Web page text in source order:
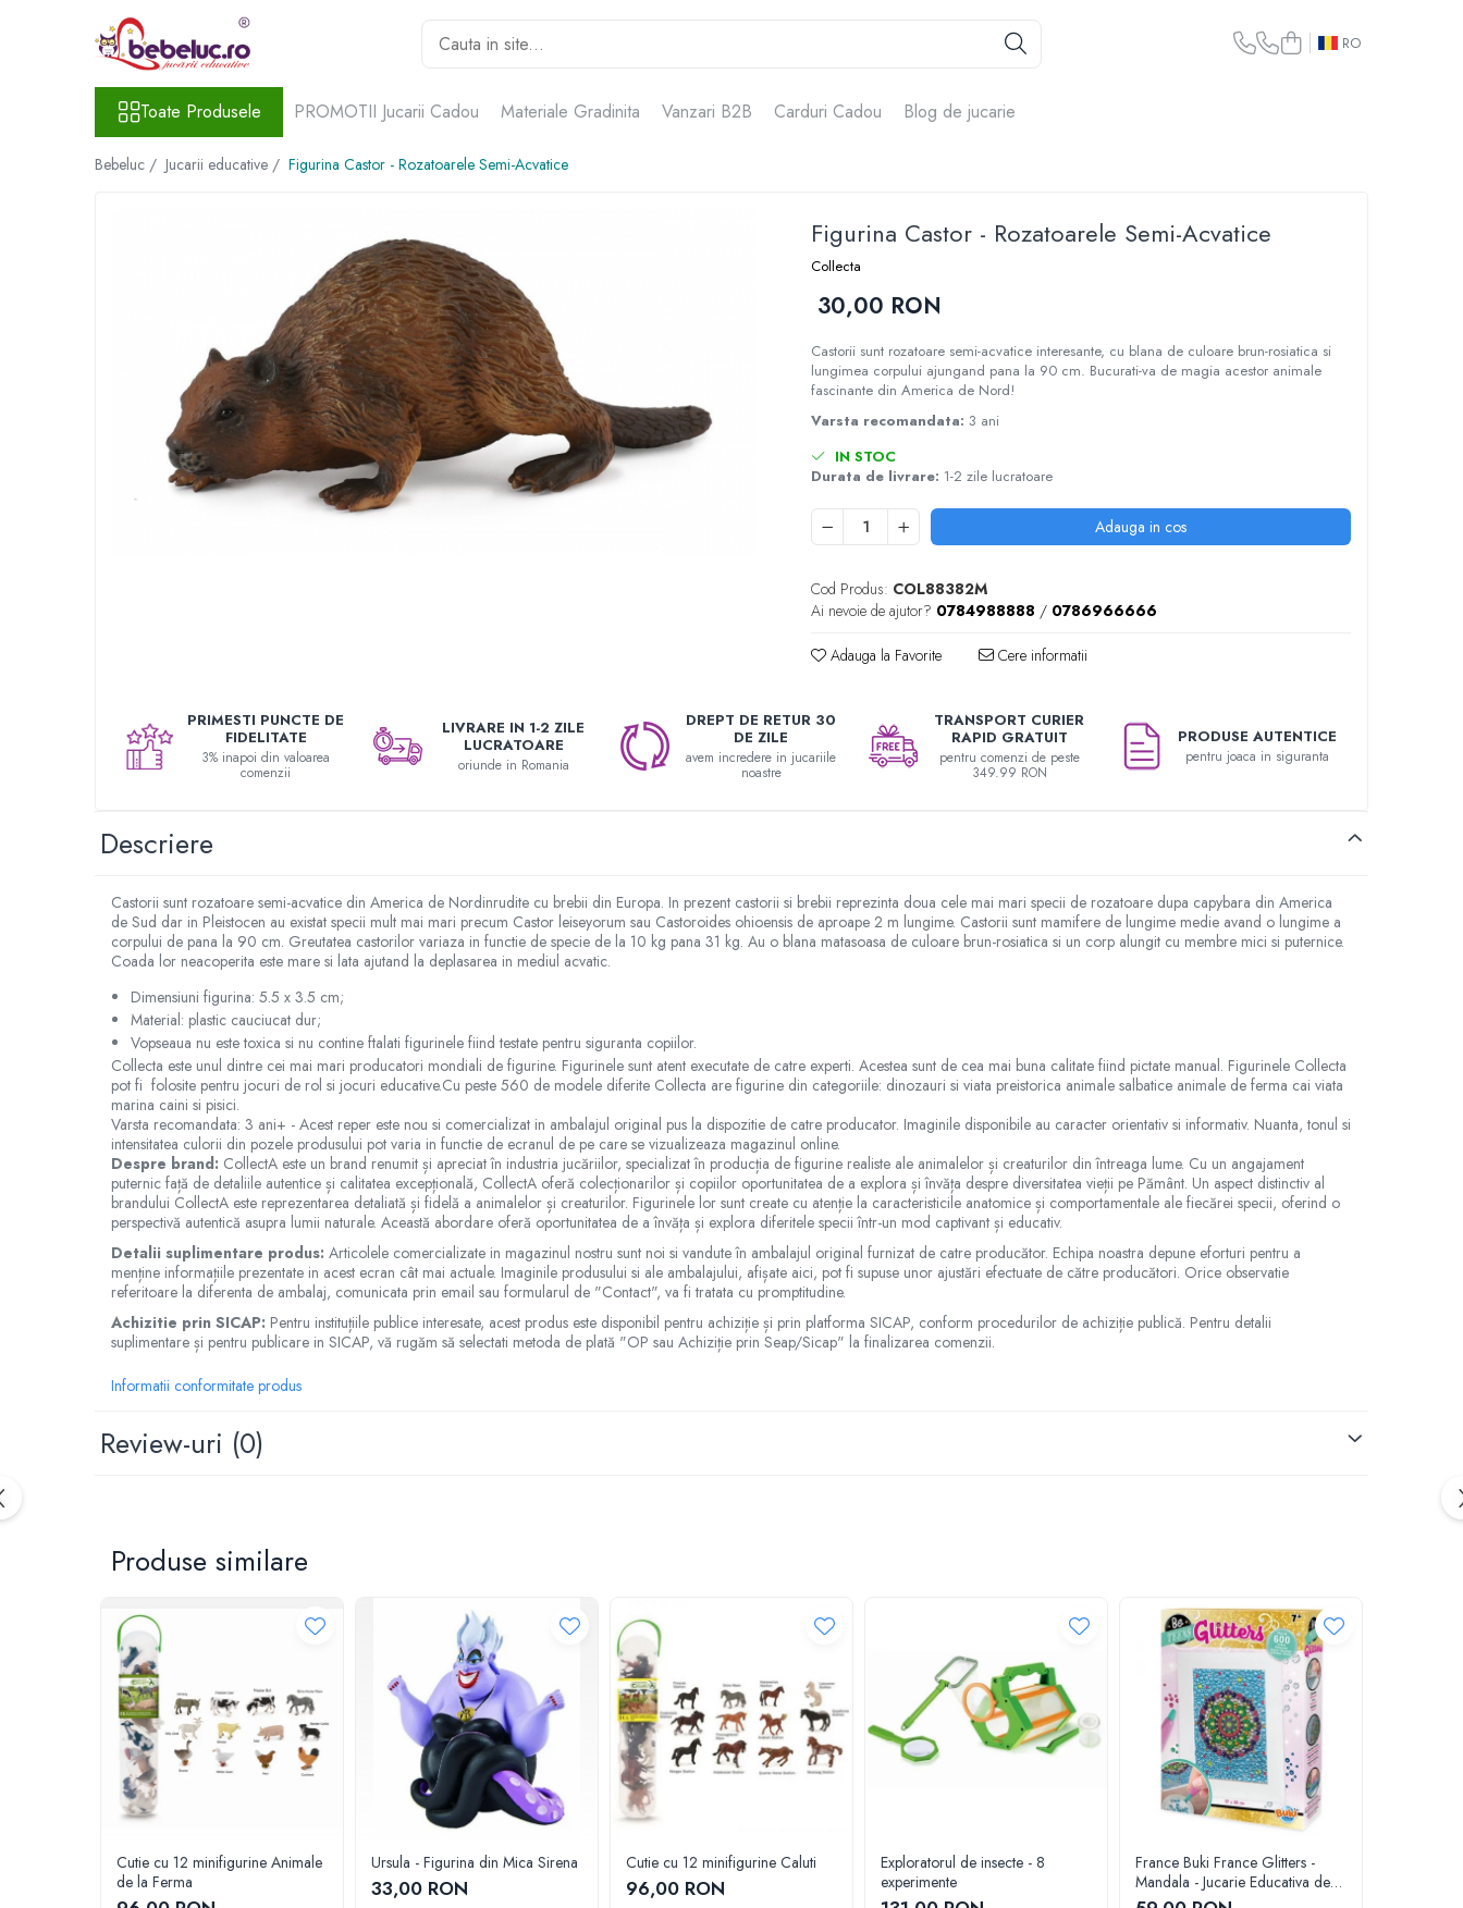
Toate Produsele
Set constructie copii
Bucatarii pentru copii
Papusi de mana
Casa de papusi
Costum Halloween Copii
Papusi si Bebelusi Reborn
Animale de jucarie
Jucarii cu Dinozauri
Figurine cu animale domestice
Jucarii Montessori
Nevoi speciale si sindrom Down
Jucarii cu alfabet
Jucarii cu cifre
Seturi Numberblocks
Jucarii de motricitate
Jucarii fructe si legume
Puzzle de podea
Jucarii senzoriale
Jucarii motrice pentru bebelusi
Saltele de activitati pentru bebe
Jucarii muzicale bebelusi
Jocuri Magnetice
Jocuri de societate
RO
Toate Produsele PROMOTII Jucarii Cadou Materiale Gradinita Vanzari B2B Carduri Cadou Blog de jucarie
Bebeluc / Jucarii educative / Figurina Castor - Rozatoarele Semi-Acvatice
Figurina Castor - Rozatoarele Semi-Acvatice
Collecta
30,00 RON
Castorii sunt rozatoare semi-acvatice interesante, cu blana de culoare brun-rosiatica si
lungimea corpului ajungand pana la 90 cm. Bucurati-va de magia acestor animale
fascinante din America de Nord!
Varsta recomandata:3 ani
IN STOC
Durata de livrare: 1-2 zile lucratoare
Adauga in cos
Cod Produs: COL88382M
Ai nevoie de ajutor? 0784988888 / 0786966666
Adauga la Favorite Cere informatii
PRIMESTI PUNCTE DE
FIDELITATE
3% inapoi din valoarea
comenzii
LIVRARE IN 1-2 ZILE
LUCRATOARE
oriunde in Romania
DREPT DE RETUR 30
DE ZILE
avem incredere in jucariile
noastre
TRANSPORT CURIER
RAPID GRATUIT
pentru comenzi de peste
349.99 RON
PRODUSE AUTENTICE
pentru joaca in siguranta
Descriere
Castorii sunt rozatoare semi-acvatice din America de Nordinrudite cu brebii din Europa. In prezent castorii si brebii reprezinta doua cele mai mari specii de rozatoare dupa capybara din America
de Sud dar in Pleistocen au existat specii mult mai mari precum Castor leiseyorum sau Castoroides ohioensis de aproape 2 m lungime. Castorii sunt mamifere de lungime medie avand o lungime a
corpului de pana la 90 cm. Greutatea castorilor variaza in functie de specie de la 10 kg pana 31 kg. Au o blana matasoasa de culoare brun-rosiatica si un corp alungit cu membre mici si puternice.
Coada lor neacoperita este mare si lata ajutand la deplasarea in mediul acvatic.
Dimensiuni figurina: 5.5 x 3.5 cm;
Material: plastic cauciucat dur;
Vopseaua nu este toxica si nu contine ftalati figurinele fiind testate pentru siguranta copiilor.
Collecta este unul dintre cei mai mari producatori mondiali de figurine. Figurinele sunt atent executate de catre experti. Acestea sunt de cea mai buna calitate fiind pictate manual. Figurinele Collecta
pot fi folosite pentru jocuri de rol si jocuri educative.Cu peste 560 de modele diferite Collecta are figurine din categoriile: dinozauri si viata preistorica animale salbatice animale de ferma cai viata
marina caini si pisici.
Varsta recomandata: 3 ani+ - Acest reper este nou si comercializat in ambalajul original pus la dispozitie de catre producator. Imaginile disponibile au caracter orientativ si informativ. Nuanta, tonul si
intensitatea culorii din pozele produsului pot varia in functie de ecranul de pe care se vizualizeaza magazinul online.
Despre brand: CollectA este un brand renumit și apreciat în industria jucăriilor, specializat în producția de figurine realiste ale animalelor și creaturilor din întreaga lume. Cu un angajament
puternic față de detaliile autentice și calitatea excepțională, CollectA oferă colecționarilor și copiilor oportunitatea de a explora și învăța despre diversitatea vieții pe Pământ. Un aspect distinctiv al
brandului CollectA este reprezentarea detaliată și fidelă a animalelor și creaturilor. Figurinele lor sunt create cu atenție la caracteristicile anatomice și comportamentale ale fiecărei specii, oferind o
perspectivă autentică asupra lumii naturale. Această abordare oferă oportunitatea de a învăța și explora diferitele specii într-un mod captivant și educativ.
Detalii suplimentare produs: Articolele comercializate in magazinul nostru sunt noi si vandute în ambalajul original furnizat de catre producător. Echipa noastra depune eforturi pentru a
menține informațiile prezentate in acest ecran cât mai actuale. Imaginile produsului si ale ambalajului, afișate aici, pot fi supuse unor ajustări efectuate de către producători. Orice observatie
referitoare la diferenta de ambalaj, comunicata prin email sau formularul de "Contact", va fi tratata cu promptitudine.
Achizitie prin SICAP: Pentru instituțiile publice interesate, acest produs este disponibil pentru achiziție și prin platforma SICAP, conform procedurilor de achiziție publică. Pentru detalii
suplimentare și pentru publicare in SICAP, vă rugăm să selectati metoda de plată "OP sau Achiziție prin Seap/Sicap" la finalizarea comenzii.
Informatii conformitate produs
Review-uri (0)
Produse similare
Cutie cu 12 minifigurine Animale
de la Ferma
Ursula - Figurina din Mica Sirena
33,00 RON
Cutie cu 12 minifigurine Caluti
96,00 RON
Exploratorul de insecte - 8
experimente
France Buki France Glitters -
Mandala - Jucarie Educativa de
inalta calitate pentru copii